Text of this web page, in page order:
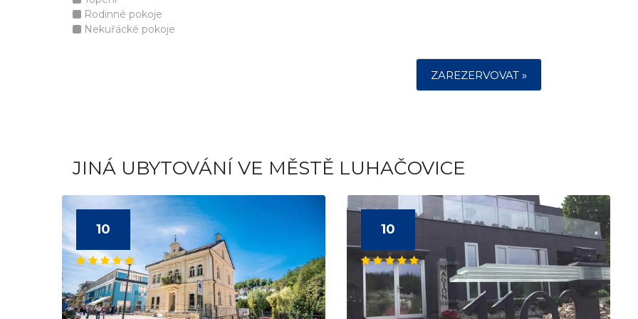
Rodinné pokoje
Nekuřácké pokoje
ZAREZERVOVAT »
JINÁ UBYTOVÁNÍ VE MĚSTĚ LUHAČOVICE
10 10